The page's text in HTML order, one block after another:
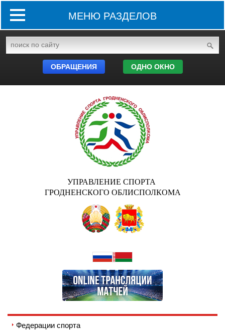
МЕНЮ РАЗДЕЛОВ
ОБРАЩЕНИЯ ОДНО ОКНО
УПРАВЛЕНИЕ СПОРТА
ГРОДНЕНСКОГО ОБЛИСПОЛКОМА
Федерации спорта